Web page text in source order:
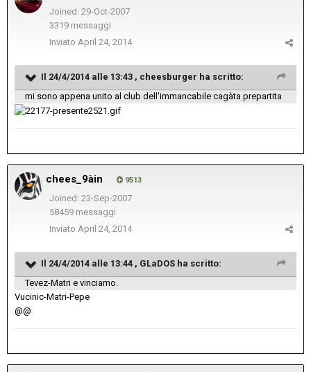
Joined: 29-Oct-2007
3319 messaggi
Inviato April 24, 2014
Il 24/4/2014 alle 13:43 , cheesburger ha scritto:
mi sono appena unito al club dell'immancabile cagàta prepartita
chees_9àin 9513
Joined: 23-Sep-2007
58459 messaggi
Inviato April 24, 2014
Il 24/4/2014 alle 13:44 , GLaDOS ha scritto:
Tevez-Matri e vinciamo.
Vucinic-Matri-Pepe
@@